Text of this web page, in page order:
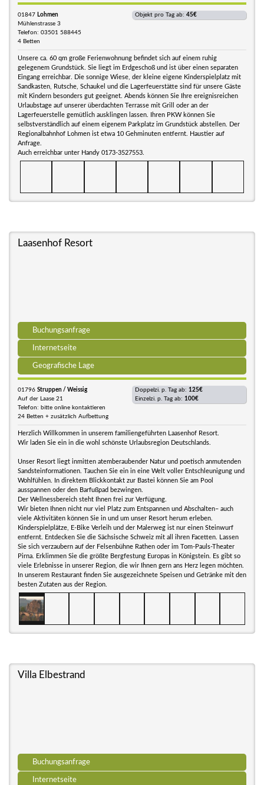
01847 Lohmen
Mühlenstrasse 3
Telefon: 03501 588445
4 Betten
Objekt pro Tag ab: 45€
Unsere ca. 60 qm große Ferienwohnung befindet sich auf einem ruhig
gelegenem Grundstück. Sie liegt im Erdgeschoß und ist über einen separaten
Eingang erreichbar. Die sonnige Wiese, der kleine eigene Kinderspielplatz mit
Sandkasten, Rutsche, Schaukel und die Lagerfeuerstätte sind für unsere Gäste
mit Kindern besonders gut geeignet. Abends können Sie Ihre ereignisreichen
Urlaubstage auf unserer überdachten Terrasse mit Grill oder an der
Lagerfeuerstelle gemütlich ausklingen lassen. Ihren PKW können Sie
selbstverständlich auf einem eigenem Parkplatz im Grundstück abstellen. Der
Regionalbahnhof Lohmen ist etwa 10 Gehminuten entfernt. Haustier auf
Anfrage.
Auch erreichbar unter Handy 0173-3527553.
Laasenhof Resort
Buchungsanfrage
Internetseite
Geografische Lage
01796 Struppen / Weissig
Auf der Laase 21
Telefon: bitte online kontaktieren
24 Betten + zusätzlich Aufbettung
Doppelzi. p. Tag ab: 125€
Einzelzi. p. Tag ab: 100€
Herzlich Willkommen in unserem familiengeführten Laasenhof Resort.
Wir laden Sie ein in die wohl schönste Urlaubsregion Deutschlands.
Unser Resort liegt inmitten atemberaubender Natur und poetisch anmutenden
Sandsteinformationen. Tauchen Sie ein in eine Welt voller Entschleunigung und
Wohlfühlen. In direktem Blickkontakt zur Bastei können Sie am Pool
ausspannen oder den Barfußpad bezwingen.
Der Wellnessbereich steht Ihnen frei zur Verfügung.
Wir bieten Ihnen nicht nur viel Platz zum Entspannen und Abschalten– auch
viele Aktivitäten können Sie in und um unser Resort herum erleben.
Kinderspielplätze, E-Bike Verleih und der Malerweg ist nur einen Steinwurf
entfernt. Entdecken Sie die Sächsische Schweiz mit all ihren Facetten. Lassen
Sie sich verzaubern auf der Felsenbühne Rathen oder im Tom-Pauls-Theater
Pirna. Erklimmen Sie die größte Bergfestung Europas in Königstein. Es gibt so
viele Erlebnisse in unserer Region, die wir Ihnen gern ans Herz legen möchten.
In unserem Restaurant finden Sie ausgezeichnete Speisen und Getränke mit den
besten Zutaten aus der Region.
Villa Elbestrand
Buchungsanfrage
Internetseite